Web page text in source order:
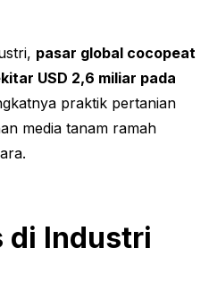
pasar global cocopeat
USD 2,6 miliar pada
praktik pertanian
media tanam ramah
di Industri